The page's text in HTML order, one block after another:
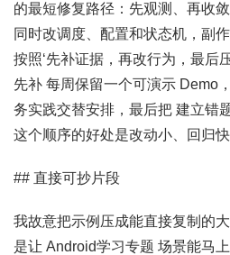
的最短修复路径：先观测、再收
同时改调度、配置和状态机，副
按照‘先补证据，再改行为，最后
先补 每周保留一个可演示 Demo
务实践交替安排，最后把 建立错
这个顺序的好处是改动小、回归
## 直接可抄片段
我故意把示例压成能直接复制的
是让 Android学习专题 场景能马